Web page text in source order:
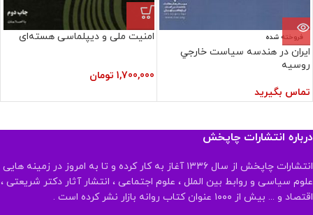
فروخته شده
ايران در هندسه سياست خارجي
روسيه
تماس بگیرید
امنیت ملی و دیپلماسی هسته‌ای
1,700,000 تومان
درباره انتشارات چاپخش
انتشارات چاپخش از سال ۱۳۳۶ آغاز به کار کرده و تا به امروز در زمینه هایی
علوم سیاسی و روابط بین الملل ، علوم اجتماعی ، انتشار آثار دکتر شریعتی ،
اقتصاد و ... بیش از ۱۰۰۰ عنوان کتاب روانه بازار نشر کرده است .